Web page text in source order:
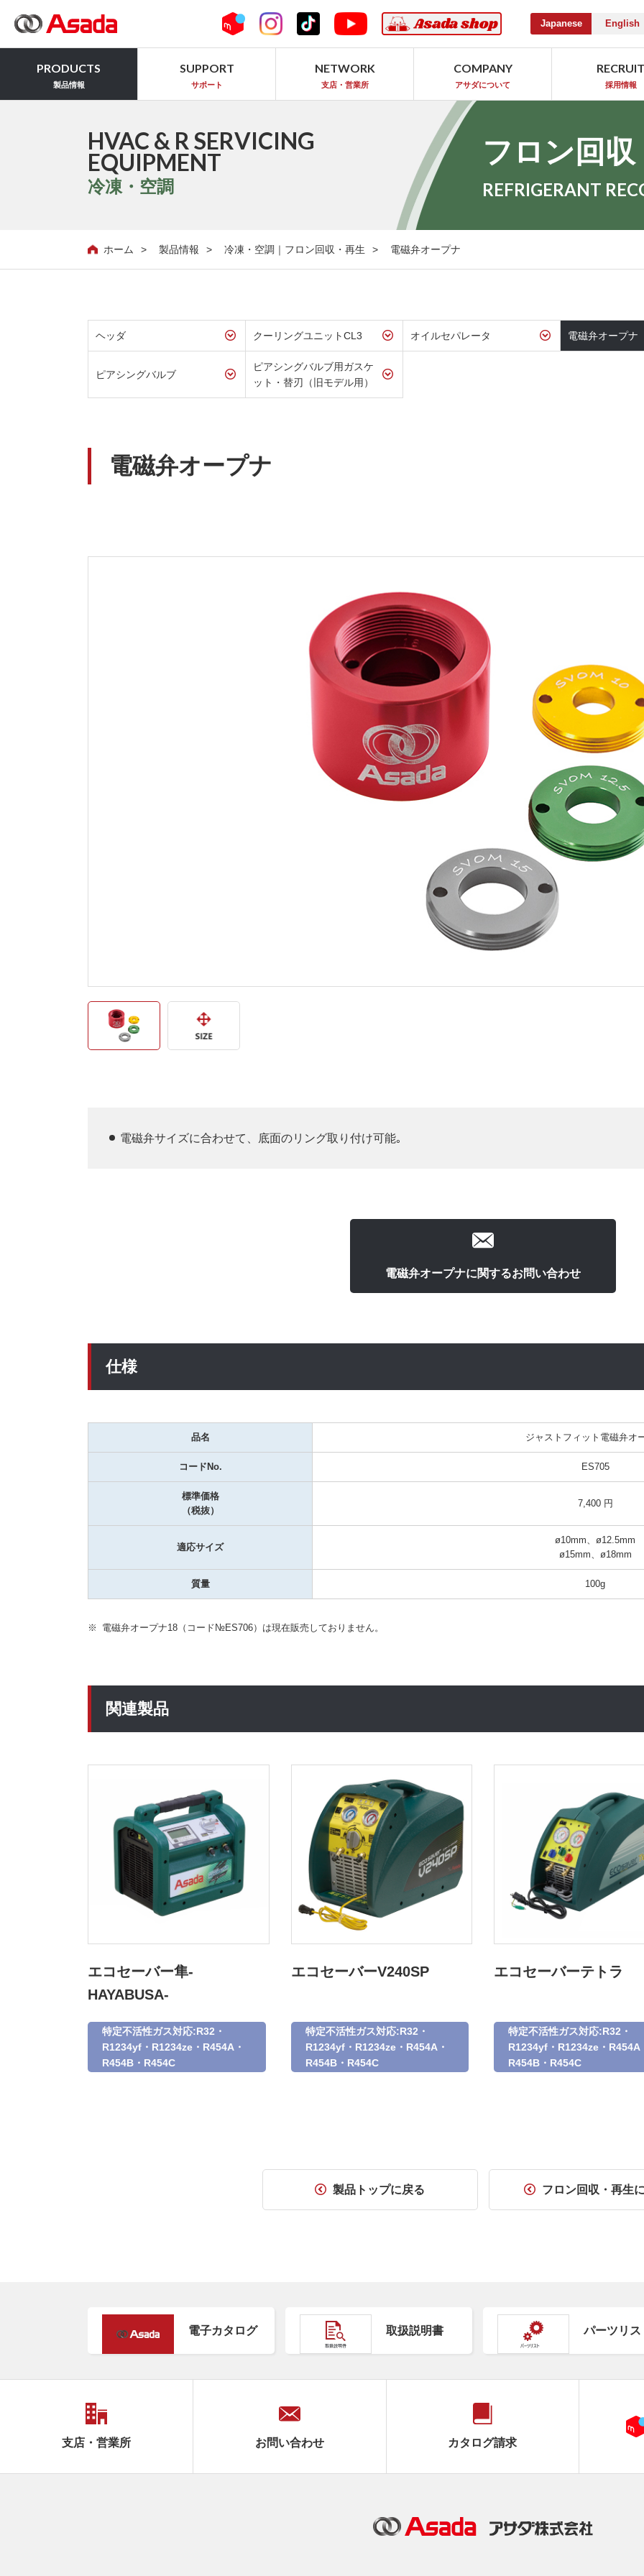
Japanese English
PRODUCTS
製品情報
SUPPORT
サポート
NETWORK
支店・営業所
COMPANY
アサダについて 採用情報
HVAC & R SERVICING
EQUIPMENT
冷凍・空調
フロン回収
REFRIGERANT
ホーム 製品情報 冷凍・空調｜フロン回収・再生 電磁弁オープナ
ヘッダ クーリングユニットCL3 オイルセパレータ 電磁弁オープナ
ピアシングバルブ
ピアシングバルブ用ガスケ
ット・替刃（旧モデル用）
電磁弁オープナ
電磁弁サイズに合わせて、底面のリング取り付け可能｡
電磁弁オープナに関するお問い合わせ
仕様
品名 ジャストフィット電磁弁オ
コードNo. ES705
標準価格
（税抜）
7,400 円
適応サイズ
ø10mm、ø12.5mm
ø15mm、ø18mm
質量 100g
電磁弁オープナ18（コード№ES706）は現在販売しておりません。
関連製品
エコセーバー隼-
HAYABUSA-
特定不活性ガス対応:R32・
R1234yf・R1234ze・R454A・
R454B・R454C
エコセーバーV240SP
特定不活性ガス対応:R32・
R1234yf・R1234ze・R454A・
R454B・R454C
エコセーバーテトラ
特定不活性ガス対応:R32・
R1234yf・R1234ze・R454A
R454B・R454C
製品トップに戻る フロン回収・再生
電子カタログ 取扱説明書 パーツリス
支店・営業所 お問い合わせ カタログ請求